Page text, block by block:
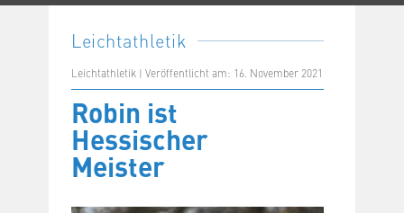
Leichtathletik
Leichtathletik | Veröffentlicht am: 16. November 2021
Robin ist
Hessischer
Meister